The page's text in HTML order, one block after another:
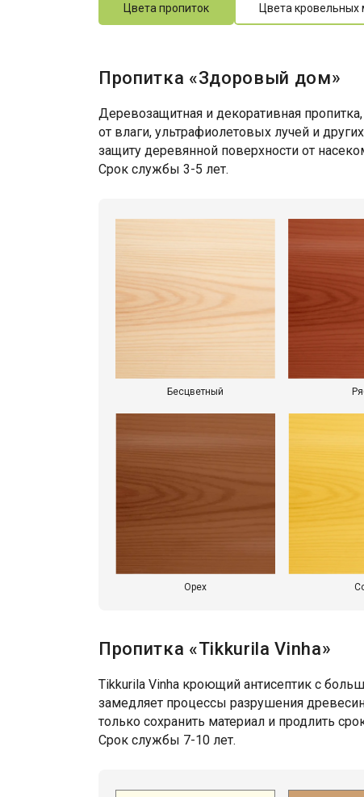
Цвета пропиток Цвета кровельных
Пропитка «Здоровый дом»
Деревозащитная и декоративная
от влаги, ультрафиолетовых лучей и
защиту деревянной поверхности от
Срок службы 3-5 лет.
Бесцветный
Орех
Пропитка «Tikkurila Vinha»
Tikkurila Vinha кроющий антисептик с
замедляет процессы разрушения
только сохранить материал и продлить
Срок службы 7-10 лет.